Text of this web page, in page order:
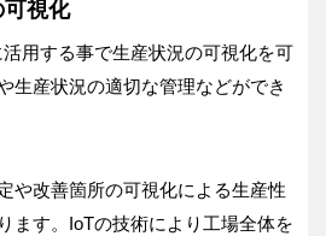
視化
用する事で生産状況の可視化を可
生産状況の適切な管理などができ
や改善箇所の可視化による生産性
ます。IoTの技術により工場全体を